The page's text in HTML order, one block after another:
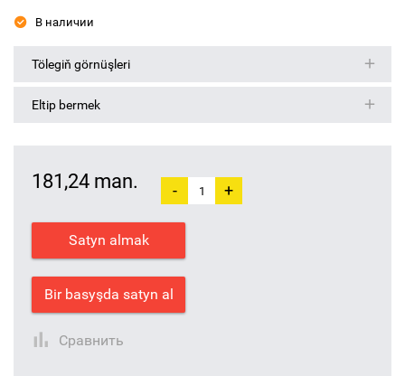
В наличии
Tölegiň görnüşleri
Eltip bermek
181,24 man. - +
Satyn almak
Bir basyşda satyn al
Сравнить